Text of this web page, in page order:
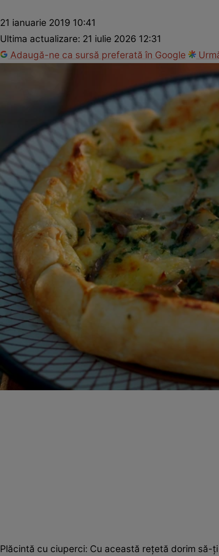
21 ianuarie 2019 10:41
Ultima actualizare: 21 iulie 2026 12:31
Adaugă-ne ca sursă preferată în Google
Plăcintă cu ciuperci: Cu această reţetă dorim să-